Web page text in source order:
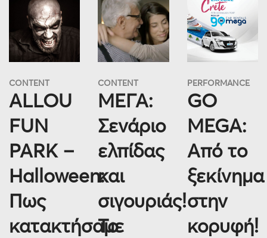
CONTENT
ALLOU
FUN
PARK –
Halloween:
Πως
κατακτήσαμε
CONTENT
ΜΕΓΑ:
Σενάριο
ελπίδας
και
σιγουριάς!
Το
PERFORMANCE
GO
MEGA:
Από το
ξεκίνημα
στην
κορυφή!